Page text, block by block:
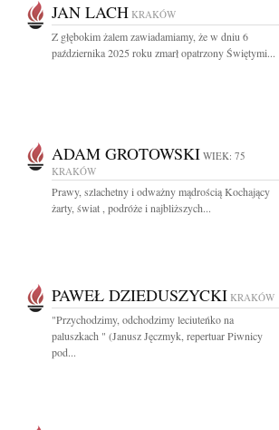
JAN LACH KRAKÓW
Z głębokim żalem zawiadamiamy, że w dniu 6
października 2025 roku zmarł opatrzony Świętymi...
ADAM GROTOWSKI WIEK: 75
KRAKÓW
Prawy, szlachetny i odważny mądrością Kochający
żarty, świat , podróże i najbliższych...
PAWEŁ DZIEDUSZYCKI KRAKÓW
"Przychodzimy, odchodzimy leciuteńko na
paluszkach " (Janusz Jęczmyk, repertuar Piwnicy
pod...